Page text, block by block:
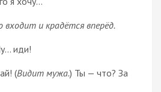
и крадётся вперёд.
иди!
(Видит мужа.) Ты — что? За